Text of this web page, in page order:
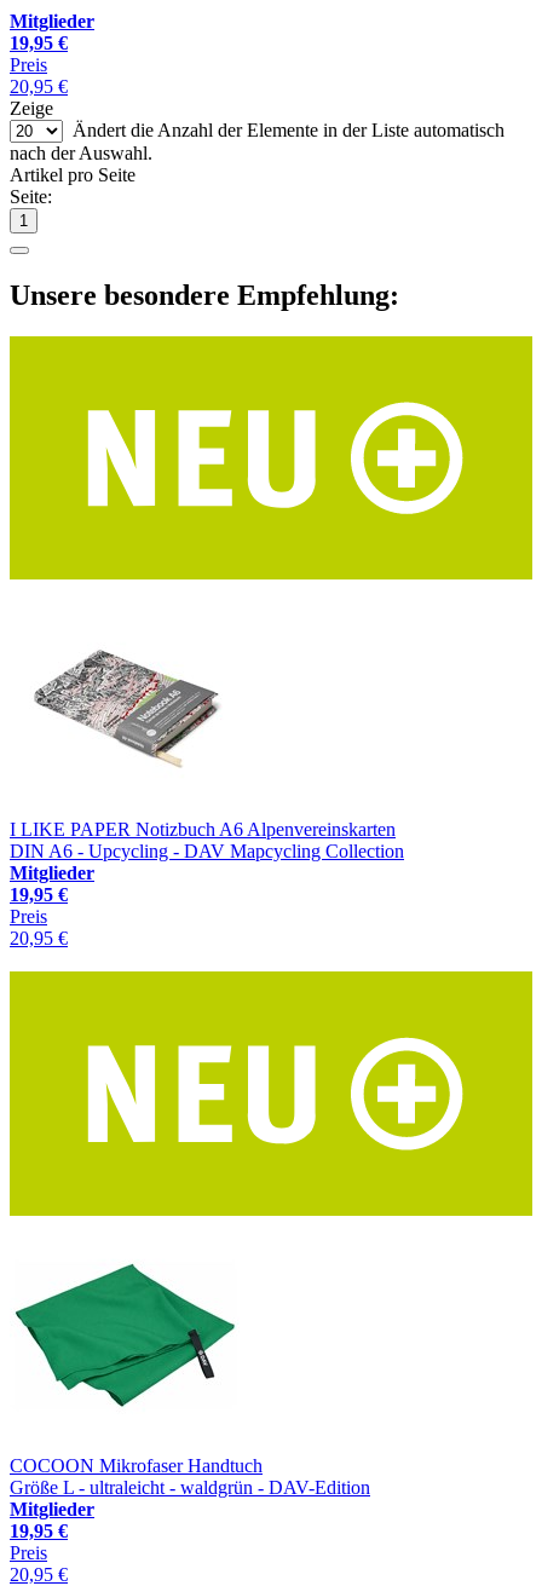
Mitglieder
19,95 €
Preis
20,95 €
Zeige
Ändert die Anzahl der Elemente in der Liste automatisch
nach der Auswahl.
Artikel pro Seite
Seite:
Unsere besondere Empfehlung:
I LIKE PAPER Notizbuch A6 Alpenvereinskarten
DIN A6 - Upcycling - DAV Mapcycling Collection
Mitglieder
19,95 €
Preis
20,95 €
COCOON Mikrofaser Handtuch
Größe L - ultraleicht - waldgrün - DAV-Edition
Mitglieder
19,95 €
Preis
20,95 €